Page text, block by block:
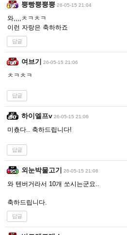
뿡빵뿡뿡뿡 26-05-15 21:04
와,,,,ㅊㅋㅊㅋ
이런 자랑은 축하하죠
답글
여브기 26-05-15 21:06
ㅊㅋㅊㅋ
답글
하이엘프v 26-05-15 21:06
미춌다.. 축하드립니다!
답글
외눈박물고기 26-05-15 21:06
와 텐버거라서 10개 쏘시는군요..
축하드립니다.
답글